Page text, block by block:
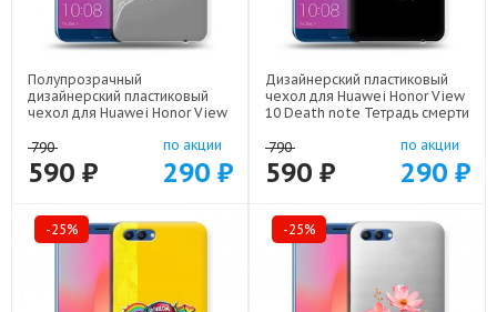
Полупрозрачный
дизайнерский пластиковый
чехол для Huawei Honor View
22436
790
590 ₽
по акции
290 ₽
Дизайнерский пластиковый
чехол для Huawei Honor View
10 Death note Тетрадь смерти
790
590 ₽
по акции
290 ₽
-25% -25%